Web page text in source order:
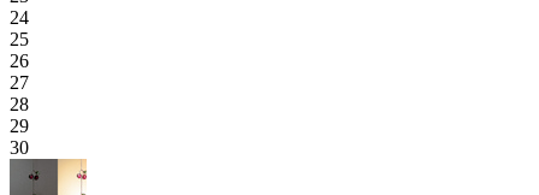
24
25
26
27
28
29
30